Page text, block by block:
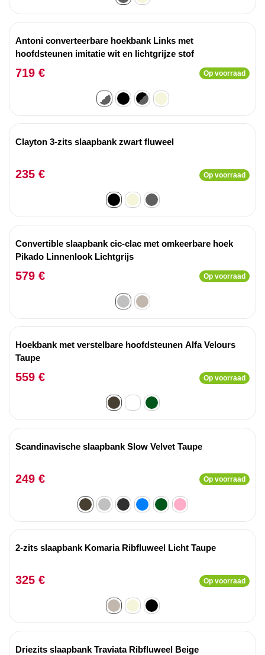
Antoni converteerbare hoekbank Links met
hoofdsteunen imitatie wit en lichtgrijze stof
719 € Op voorraad
Clayton 3-zits slaapbank zwart fluweel
235 € Op voorraad
Convertible slaapbank cic-clac met omkeerbare hoek
Pikado Linnenlook Lichtgrijs
579 € Op voorraad
Hoekbank met verstelbare hoofdsteunen Alfa Velours
Taupe
559 € Op voorraad
Scandinavische slaapbank Slow Velvet Taupe
249 € Op voorraad
2-zits slaapbank Komaria Ribfluweel Licht Taupe
325 € Op voorraad
Driezits slaapbank Traviata Ribfluweel Beige